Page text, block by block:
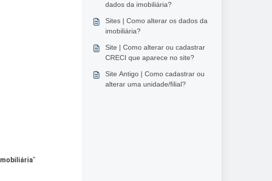
Imobiliária"
dados da imobiliária?
Sites | Como alterar os dados da
imobiliária?
Site | Como alterar ou cadastrar
CRECI que aparece no site?
Site Antigo | Como cadastrar ou
alterar uma unidade/filial?